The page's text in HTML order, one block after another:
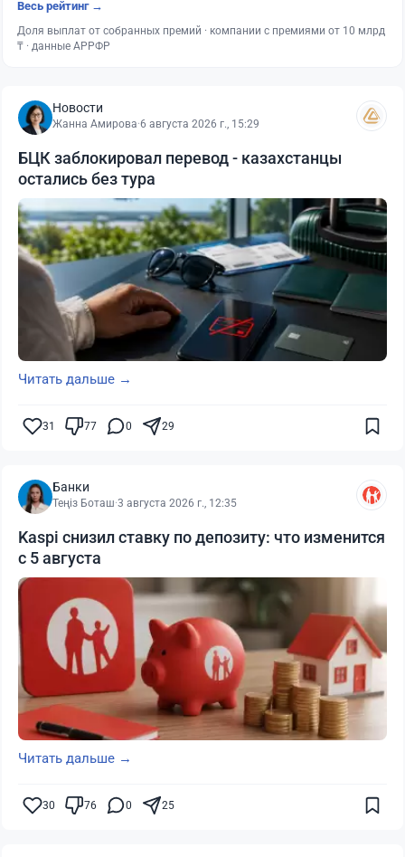
Весь рейтинг →
Доля выплат от собранных премий · компании с премиями от 10 млрд
₸ · данные АРРФР
Новости
Жанна Амирова·6 августа 2026 г., 15:29
БЦК заблокировал перевод - казахстанцы
остались без тура
Читать дальше →
31 77 0 29
Банки
Теңіз Боташ·3 августа 2026 г., 12:35
Kaspi снизил ставку по депозиту: что изменится
с 5 августа
Читать дальше →
30 76 0 25